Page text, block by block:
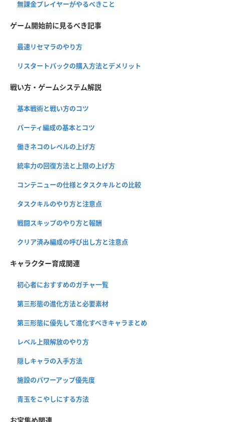
無課金プレイヤーがやるべきこと
ゲーム開始前に見るべき記事
最速リセマラのやり方
リスタートパックの購入方法とデメリット
戦い方・ゲームシステム解説
基本戦術と戦い方のコツ
パーティ編成の基本とコツ
働きネコのレベルの上げ方
統率力の回復方法と上限の上げ方
コンテニューの仕様とタスクキルとの比較
タスクキルのやり方と注意点
戦闘スキップのやり方と報酬
クリア済み編成の呼び出し方と注意点
キャラクター育成関連
初心者におすすめのガチャ一覧
第三形態の進化方法と必要素材
第三形態に優先して進化すべきキャラまとめ
レベル上限解放のやり方
隠しキャラの入手方法
施設のパワーアップ優先度
青玉をこやしにする方法